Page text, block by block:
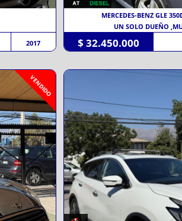
2017
MERCEDES-BENZ GLE
UN SOLO DUEÑO
$ 32.450.000
VENDIDO